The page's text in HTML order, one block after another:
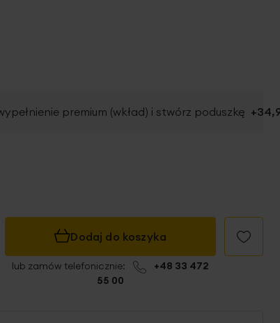
premium (wkład) i stwórz poduszkę +
Dodaj do koszyka
lub zamów telefonicznie:
+48 33 472
55 00